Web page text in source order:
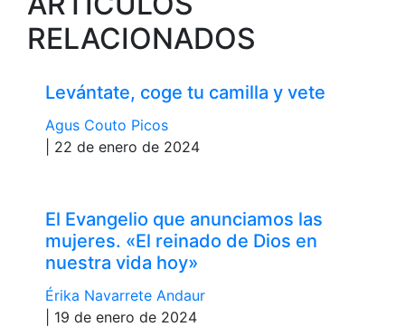
RELACIONADOS
Levántate, coge tu camilla y vete
Agus Couto Picos
| 22 de enero de 2024
El Evangelio que anunciamos las
mujeres. «El reinado de Dios en
nuestra vida hoy»
Érika Navarrete Andaur
| 19 de enero de 2024